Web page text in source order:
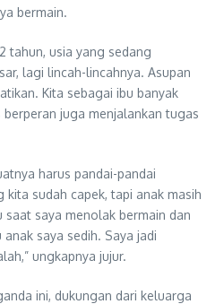
bermain.
tahun, usia yang sedang
lagi lincah-lincahnya. Asupan
Kita sebagai ibu banyak
juga menjalankan tugas
harus pandai-pandai
kita sudah capek, tapi anak masih
saya menolak bermain dan
saya sedih. Saya jadi
ungkapnya jujur.
ini, dukungan dari keluarga